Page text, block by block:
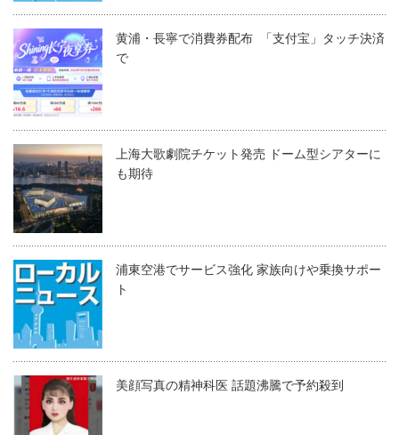
黄浦・長寧で消費券配布 「支付宝」タッチ決済
で
上海大歌劇院チケット発売 ドーム型シアターに
も期待
浦東空港でサービス強化 家族向けや乗換サポー
ト
美顔写真の精神科医 話題沸騰で予約殺到